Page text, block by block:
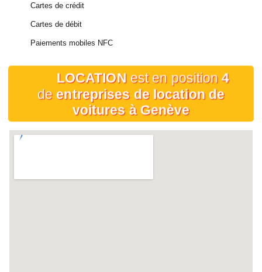
Cartes de crédit
Cartes de débit
Paiements mobiles NFC
LOCATIONest en position4
de entreprises de location de
voitures à Genève